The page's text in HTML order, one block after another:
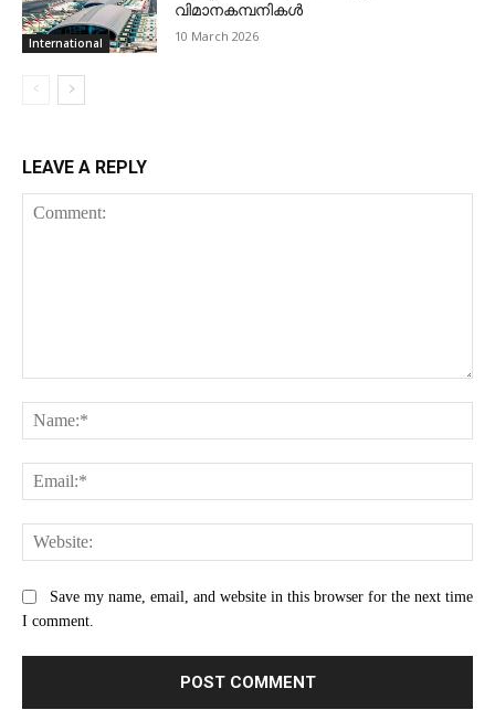
International
വിമാനകമ്പനികള്‍
10 March 2026
LEAVE A REPLY
Save my name, email, and website in this browser for the next time
I comment.